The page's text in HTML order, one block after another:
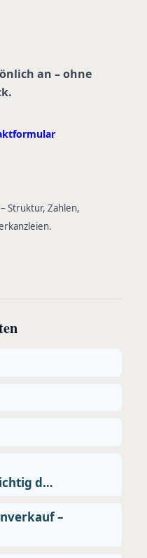
an – ohne
Struktur, Zahlen,
d…
–